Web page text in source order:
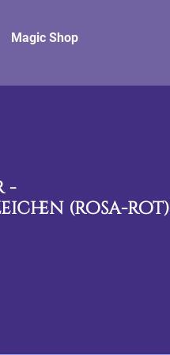
Magic Shop
-
(rosa-rot)